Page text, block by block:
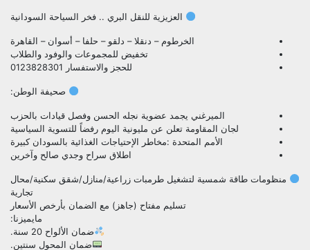
العزيزية للنقل البري .. فخر السياحة السودانية
الخرطوم – دنقلا – دلقو – حلفا – أسوان – القاهرة
تخفيض للمجموعات والوفود والطلاب
للحجز والاستفسار 0123828301
صحيفة الوطن:
الميرغني يجمد عضوية نجله الحسن وفصل قيادات بالحزب
لجان المقاومة تعلن عن مليونية اليوم رفضاً للتسوية السياسية
الأمم المتحدة :مخاطر الإحتياجات الغذائية بالسودان كبيرة
اطلاق سراح وجدي صالح وآخرين
منظومات طاقة شمسية لتشغيل طرمبات زراعية/منازل/شقق سكنية/محال
تجارية
تسليم مفتاح (جاهز) مع الضمان بأرخص الأسعار
مايميزنا:
ضمان الألواح 20 سنة.
ضمان المحول سنتين.